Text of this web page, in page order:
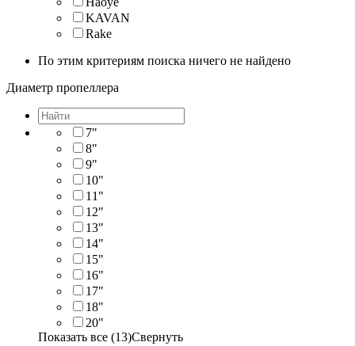
KAVAN
Rake
По этим критериям поиска ничего не найдено
Диаметр пропеллера
7"
8"
9"
10"
11"
12"
13"
14"
15"
16"
17"
18"
20"
Показать все (13)Свернуть